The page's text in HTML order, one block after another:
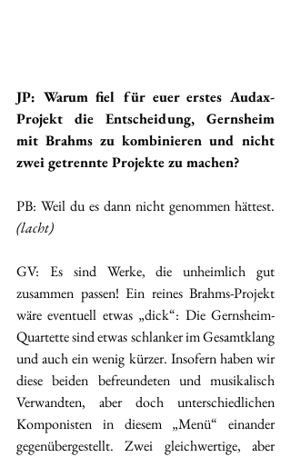
JP: Warum fiel für euer erstes Audax-
Projekt die Entscheidung, Gernsheim
mit Brahms zu kombinieren und nicht
zwei getrennte Projekte zu machen?
(lacht)
GV: Es sind Werke, die unheimlich gut
zusammen passen! Ein reines Brahms-Projekt
wäre eventuell etwas „dick“: Die Gernsheim-
Quartette sind etwas schlanker im Gesamtklang
und auch ein wenig kürzer. Insofern haben wir
diese beiden befreundeten und musikalisch
Verwandten, aber doch unterschiedlichen
Komponisten in diesem „Menü“ einander
gegenübergestellt. Zwei gleichwertige, aber